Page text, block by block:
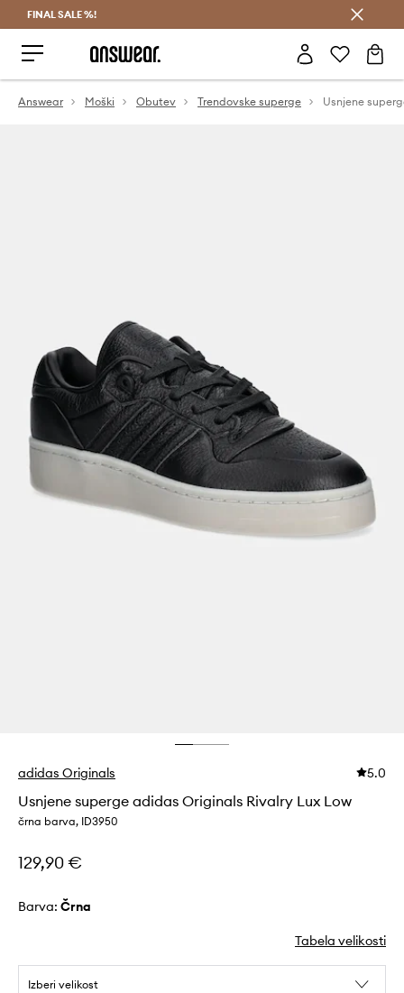
FINAL SALE %!
Answear Moški Obutev Trendovske superge
adidas Originals 5.0
Usnjene superge adidas Originals Rivalry Lux Low
črna barva, ID3950
129,90 €
Barva: črna
Tabela velikosti
Izberi velikost